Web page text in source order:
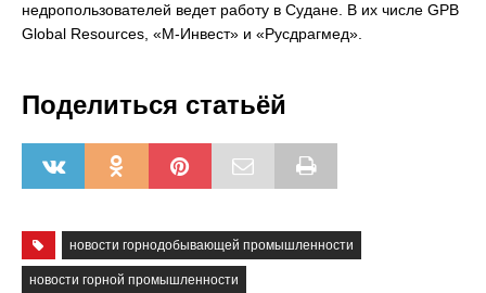
недропользователей ведет работу в Судане. В их числе GPB
Global Resources, «М-Инвест» и «Русдрагмед».
Поделиться статьёй
новости горнодобывающей промышленности
новости горной промышленности